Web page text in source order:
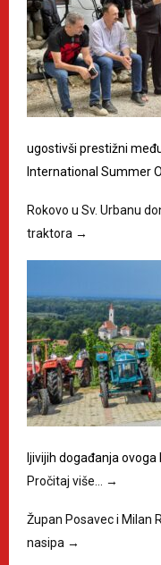
ugostivši prestižni
International Summer
Rokovo u Sv. Urbanu
traktora →
ljivijih događanja
Pročitaj više…
→
Župan Posavec i Milan
nasipa →